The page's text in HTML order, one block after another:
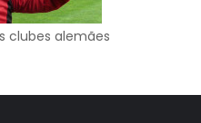
clubes alemães